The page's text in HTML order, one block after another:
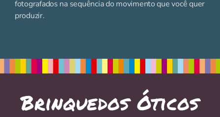
fotografados na sequência do movimento que você quer
produzir.
Brinquedos Óticos